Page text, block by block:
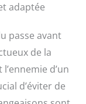
adaptée
passe avant
de la
d’un
d’éviter de